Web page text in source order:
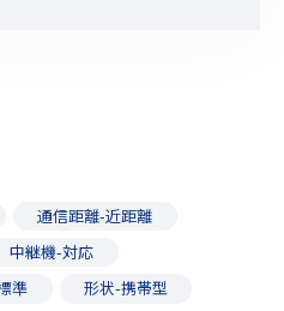
通信距離-近距離
中継機-対応
準
形状-携帯型